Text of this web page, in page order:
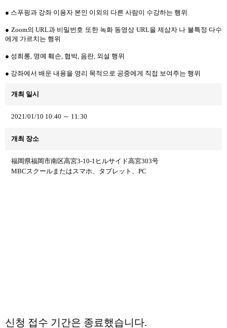
● 스푸핑과 강좌 이용자 본인 이외의 다른 사람이 수강하는 행위
● Zoom의 URL과 비밀번호 또한 녹화 동영상 URL을 제삼자 나 불특정 다수
에게 가르치는 행위
● 성희롱, 명예 훼손, 협박, 음란, 외설 행위
● 강좌에서 배운 내용을 영리 목적으로 공중에게 직접 보여주는 행위
개최 일시
2021/01/10 10:40 ～ 11:30
개최 장소
福岡県福岡市南区高宮3-10-1ヒルサイド高宮303号
MBCスクールまたはスマホ、タブレット、PC
신청 접수 기간은 종료했습니다.